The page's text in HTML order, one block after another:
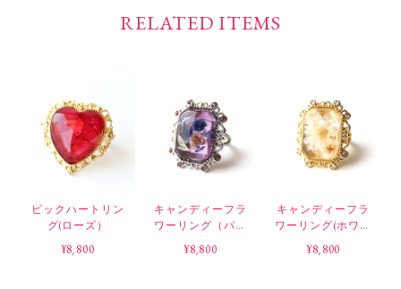
RELATED ITEMS
ビックハートリン
グ(ローズ）
¥8,800
キャンディーフラ
ワーリング（パー
プル）
¥8,800
キャンディーフラ
ワーリング(ホワイ
ト）
¥8,800